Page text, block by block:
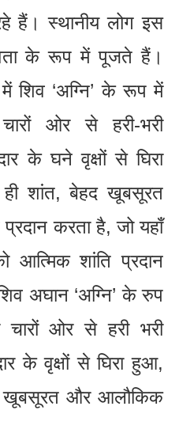
हैं। स्थानीय लोग इस
के रूप में पूजते हैं।
शिव ‘अग्नि’ के रूप में
ओर से हरी-भरी
के घने वृक्षों से घिरा
शांत, बेहद खूबसूरत
करता है, जो यहाँ
आत्मिक शांति प्रदान
अघान ‘अग्नि’ के रुप
चारों ओर से हरी भरी
के वृक्षों से घिरा हुआ,
खूबसूरत और आलौकिक